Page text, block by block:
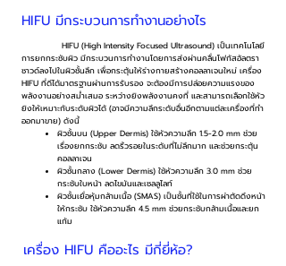
HIFU มีกระบวนการทำงานอย่างไร
HIFU (High Intensity Focused Ultrasound) เป็นเทคโนโลยี
การยกกระชับผิว มีกระบวนการทำงานโดยการส่งผ่านคลื่นโฟกัสอัลตรา
ซาวด์ลงไปในผิวชั้นลึก เพื่อกระตุ้นให้ร่างกายสร้างคอลลาเจนใหม่ เครื่อง
HIFU ที่ดีได้มาตรฐานผ่านการรับรอง จะต้องมีการปล่อยความแรงของ
พลังงานอย่างสม่ำเสมอ ระหว่างยิงพลังงานคงที่ และสามารถเลือกใช้หัว
ยิงให้เหมาะกับระดับผิวได้ (อาจมีความลึกระดับอื่นอีกตามแต่ละเครื่องที่ทำ
ออกมาขาย) ดังนี้
ผิวชั้นบน (Upper Dermis) ใช้หัวความลึก 1.5-2.0 mm ช่วย
เรื่องยกกระชับ ลดริ้วรอยในระดับที่ไม่ลึกมาก และช่วยกระตุ้น
คอลลาเจน
ผิวชั้นกลาง (Lower Dermis) ใช้หัวความลึก 3.0 mm ช่วย
กระชับใบหน้า ลดไขมันและเซลลูไลท์
ผิวชั้นเยื่อหุ้มกล้ามเนื้อ (SMAS) เป็นชั้นที่ใช้ในการผ่าตัดดึงหน้า
ให้กระชับ ใช้หัวความลึก 4.5 mm ช่วยกระชับกล้ามเนื้อและยก
แก้ม
เครื่อง HIFU คืออะไร มีกี่ยี่ห้อ?